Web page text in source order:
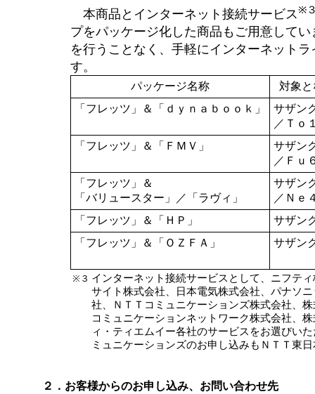
本商品とインターネット接続サービス※
プをパッケージ化した商品もご用意して
を行うことなく、手軽にインターネット
す。
パッケージ名称
対象
「フレッツ」＆「ｄｙｎａｂｏｏｋ」
サザン
／Ｔｏ
「フレッツ」＆「ＦＭＶ」
サザン
／Ｆｕ
「フレッツ」＆
「バリュースター」／「ラヴィ」
サザン
／Ｎｅ
「フレッツ」＆「ＨＰ」
サザン
「フレッツ」＆「ＯＺＦＡ」
サザン
※３ インターネット接続サービスとして、ニフテ
サイト株式会社、日本電気株式会社、パナソ
社、ＮＴＴコミュニケーションズ株式会社、
コミュニケーションネットワーク株式会社、
ィ・ティエムイー各社のサービスをお選びい
ミュニケーションズのお申し込みもＮＴＴ東
２．お客様からのお申し込み、お問い合わせ先